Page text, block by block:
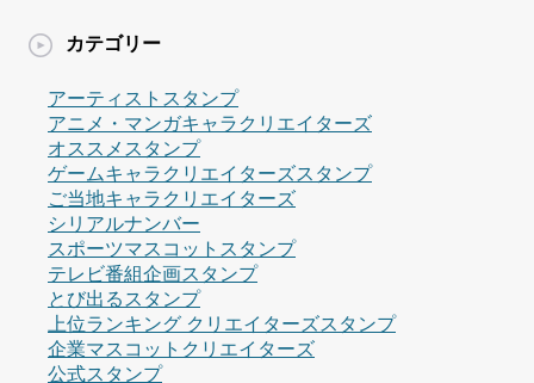
カテゴリー
アーティストスタンプ
アニメ・マンガキャラクリエイターズ
オススメスタンプ
ゲームキャラクリエイターズスタンプ
ご当地キャラクリエイターズ
シリアルナンバー
スポーツマスコットスタンプ
テレビ番組企画スタンプ
とび出るスタンプ
上位ランキング クリエイターズスタンプ
企業マスコットクリエイターズ
公式スタンプ